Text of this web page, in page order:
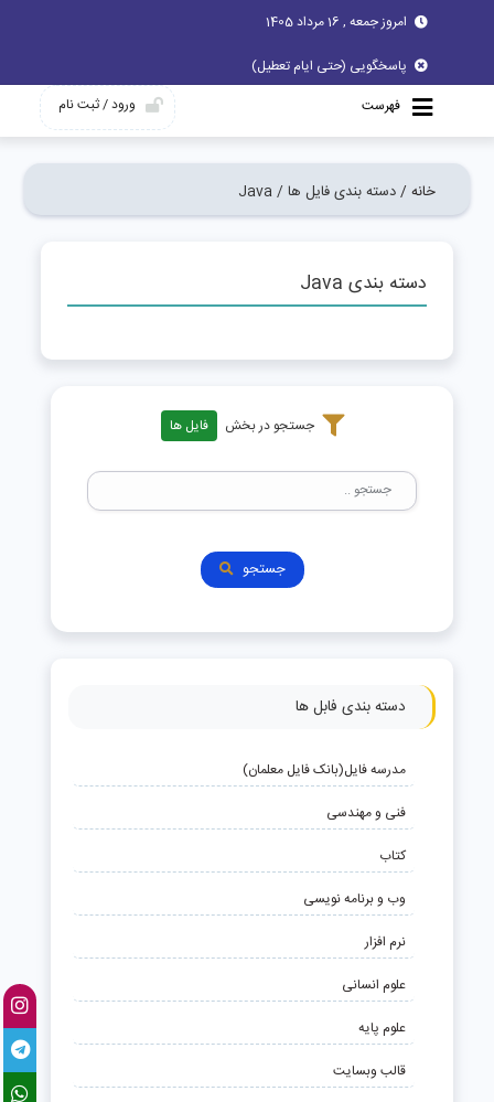
امروز جمعه , 16 مرداد 1405
پاسخگویی (حتی ایام تعطیل)
فهرست
ورود / ثبت نام
خانه / دسته بندی فایل ها / Java
جستجو در بخش فایل ها
جستجو
دسته بندی فابل ها
مدرسه فایل(بانک فایل معلمان)
فنی و مهندسی
کتاب
وب و برنامه نویسی
نرم افزار
علوم انسانی
علوم پایه
قالب وبسایت
دسته بندی Java